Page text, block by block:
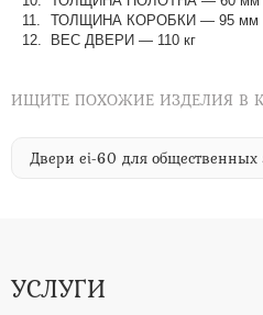
ТОЛЩИНА КОРОБКИ — 95 мм
ВЕС ДВЕРИ — 110 кг
ИЩИТЕ ПОХОЖИЕ ИЗДЕЛИЯ В
Двери ei-60 для общественных
УСЛУГИ